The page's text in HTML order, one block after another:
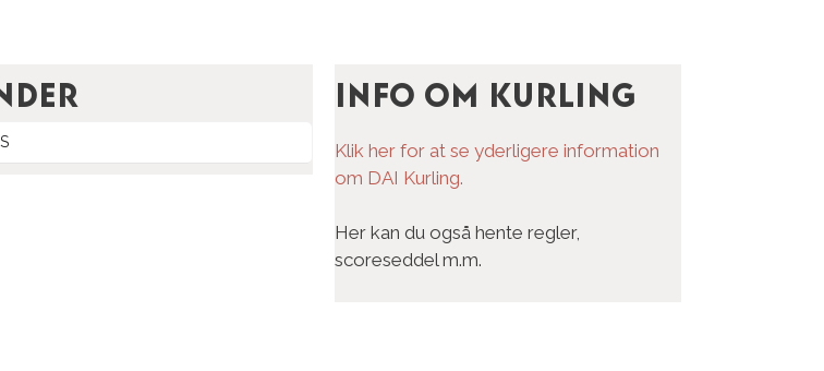
Info om Kurling
Klik her for at se yderligere information
om DAI Kurling.
Her kan du også hente regler,
scoreseddel m.m.